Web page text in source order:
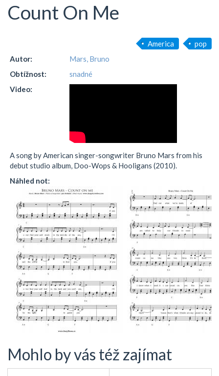
Count On Me
pop
America
Autor:
Mars, Bruno
Obtížnost:
snadné
Video:
A song by American singer-songwriter Bruno Mars from his
debut studio album, Doo-Wops & Hooligans (2010).
Náhled not:
Mohlo by vás též zajímat